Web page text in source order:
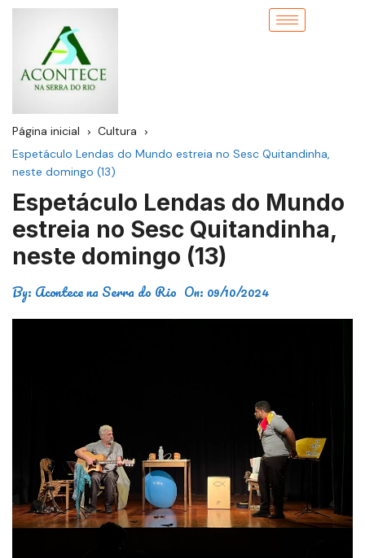
Página inicial
Cultura
Espetáculo Lendas do Mundo estreia no Sesc Quitandinha,
neste domingo (13)
Espetáculo Lendas do Mundo
estreia no Sesc Quitandinha,
neste domingo (13)
By: Acontece na Serra do Rio On: 09/10/2024